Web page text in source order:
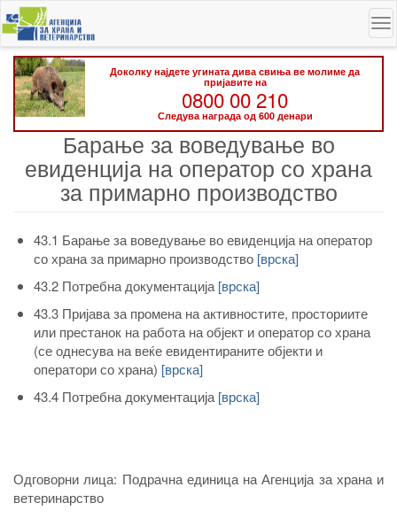
Skip
to
main
content
Доколку најдете угината дива свиња ве молиме да
пријавите на
0800 00 210
Следува награда од 600 денари
Барање за воведување во
евиденција на оператор со храна
за примарно производство
43.1 Барање за воведување во евиденција на оператор
со храна за примарно производство [врска]
43.2 Потребна документација [врска]
43.3 Пријава за промена на активностите, просториите
или престанок на работа на објект и оператор со храна
(се однесува на веќе евидентираните објекти и
оператори со храна) [врска]
43.4 Потребна документација [врска]
Одговорни лица: Подрачна единица на Агенција за храна и
ветеринарство